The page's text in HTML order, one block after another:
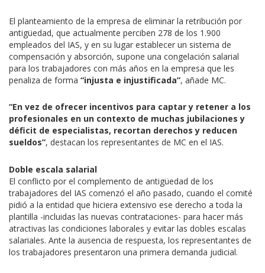
El planteamiento de la empresa de eliminar la retribución por
antigüedad, que actualmente perciben 278 de los 1.900
empleados del IAS, y en su lugar establecer un sistema de
compensación y absorción, supone una congelación salarial
para los trabajadores con más años en la empresa que les
penaliza de forma “injusta e injustificada”, añade MC.
“En vez de ofrecer incentivos para captar y retener a los
profesionales en un contexto de muchas jubilaciones y
déficit de especialistas, recortan derechos y reducen
sueldos”, destacan los representantes de MC en el IAS.
Doble escala salarial
El conflicto por el complemento de antigüedad de los
trabajadores del IAS comenzó el año pasado, cuando el comité
pidió a la entidad que hiciera extensivo ese derecho a toda la
plantilla -incluidas las nuevas contrataciones- para hacer más
atractivas las condiciones laborales y evitar las dobles escalas
salariales. Ante la ausencia de respuesta, los representantes de
los trabajadores presentaron una primera demanda judicial.